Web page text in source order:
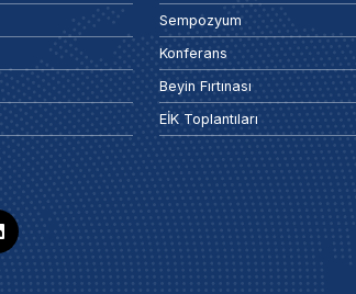
Sempozyum
Konferans
Beyin Fırtınası
EİK Toplantıları